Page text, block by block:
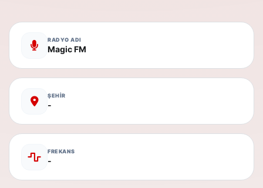
RADYO ADI
Magic FM
ŞEHİR
-
FREKANS
-